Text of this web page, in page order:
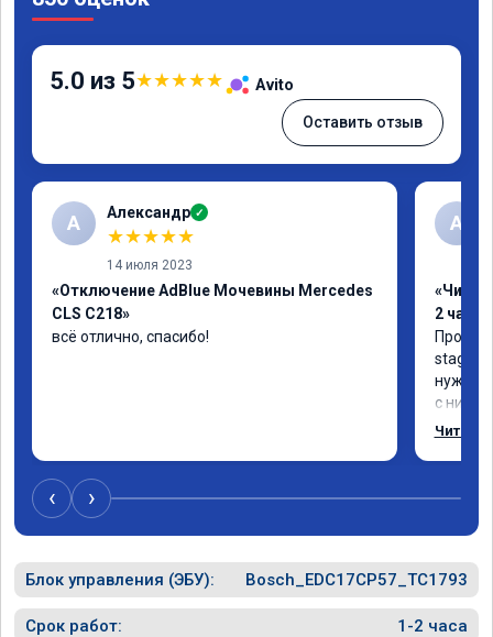
5.0 из 5★★★★★ Avito
Оставить отзыв
А Александр ✓
★★★★★
14 июля 2023
«Отключение AdBlue Мочевины Mercedes
CLS C218»
всё отлично, спасибо!
А
«Чип
2 часа»
stage
нужно:
с
Одни
Читать
‹ ›
Блок управления (ЭБУ): Bosch_EDC17CP57_TC1793
Срок работ: 1-2 часа